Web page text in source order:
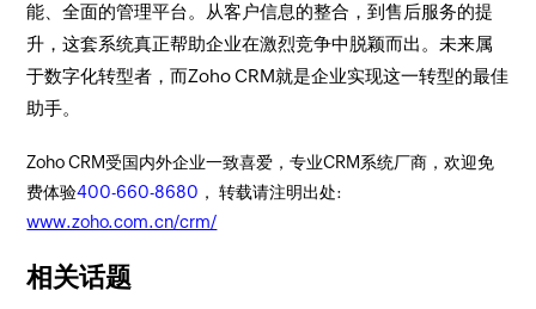
能、全面的管理平台。从客户信息的整合，到售后服务的提
升，这套系统真正帮助企业在激烈竞争中脱颖而出。未来属
于数字化转型者，而Zoho CRM就是企业实现这一转型的最佳
助手。
Zoho CRM受国内外企业一致喜爱，专业CRM系统厂商，欢迎免
费体验400-660-8680 ， 转载请注明出处:
www.zoho.com.cn/crm/
相关话题